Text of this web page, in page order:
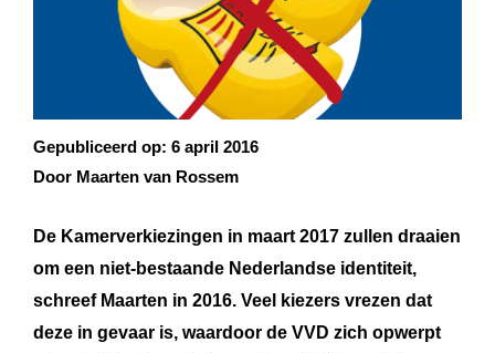
Gepubliceerd op: 6 april 2016
Door Maarten van Rossem
De Kamerverkiezingen in maart 2017 zullen draaien
om een niet-bestaande Nederlandse identiteit,
schreef Maarten in 2016. Veel kiezers vrezen dat
deze in gevaar is, waardoor de VVD zich opwerpt